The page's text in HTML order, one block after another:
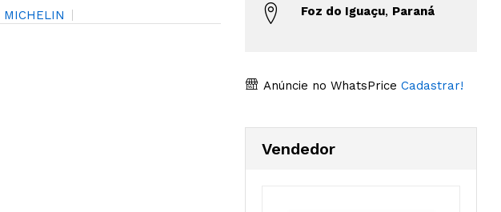
MICHELIN Foz do Iguaçu, Paraná
Anúncie no WhatsPrice Cadastrar!
Vendedor